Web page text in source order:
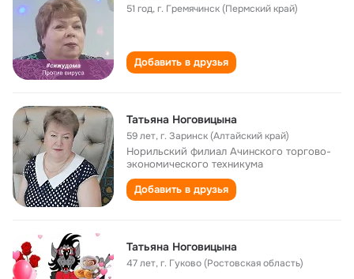
51 год,г. Гремячинск (Пермский край)
Добавить в друзья
Татьяна Ноговицына
59 лет,г. Заринск (Алтайский край)
Норильский филиал Ачинского торгово-
экономического техникума
Добавить в друзья
Татьяна Ноговицына
47 лет,г. Гуково (Ростовская область)